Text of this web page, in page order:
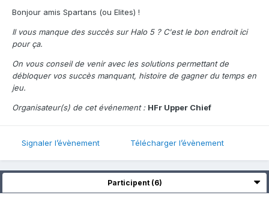
Bonjour amis Spartans (ou Elites) !
Il vous manque des succès sur Halo 5 ? C'est le bon endroit ici
pour ça.
On vous conseil de venir avec les solutions permettant de
débloquer vos succès manquant, histoire de gagner du temps en
jeu.
Organisateur(s) de cet événement : HFr Upper Chief
Signaler l’évènement Télécharger l’évènement
Participent (6)